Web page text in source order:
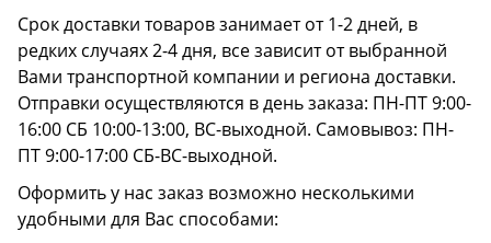
Срок доставки товаров занимает от 1-2 дней, в
редких случаях 2-4 дня, все зависит от выбранной
Вами транспортной компании и региона доставки.
Отправки осуществляются в день заказа: ПН-ПТ 9:00-
16:00 СБ 10:00-13:00, ВС-выходной. Самовывоз: ПН-
ПТ 9:00-17:00 СБ-ВС-выходной.
Оформить у нас заказ возможно несколькими
удобными для Вас способами: